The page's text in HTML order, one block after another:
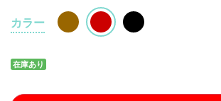
カラー
在庫あり